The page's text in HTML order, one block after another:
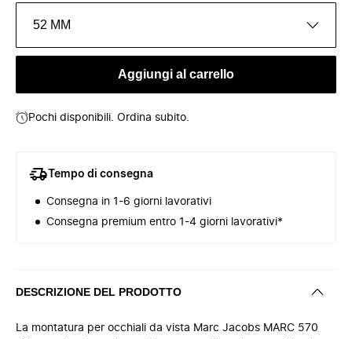
52 MM
Aggiungi al carrello
Pochi disponibili. Ordina subito.
Tempo di consegna
Consegna in 1-6 giorni lavorativi
Consegna premium entro 1-4 giorni lavorativi*
DESCRIZIONE DEL PRODOTTO
La montatura per occhiali da vista Marc Jacobs MARC 570